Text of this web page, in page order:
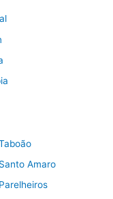
Amaro